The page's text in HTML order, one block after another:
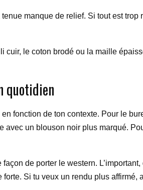
manque de relief. Si tout est
le coton brodé ou la maille
quotidien
fonction de ton contexte. Pour le
avec un blouson noir plus marqué.
de porter le western.
Si tu veux un rendu plus